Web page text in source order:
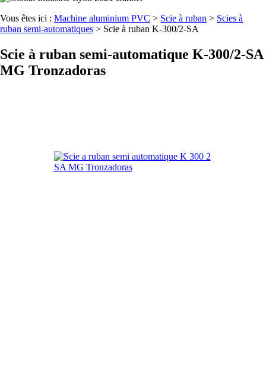
Vous êtes ici : Machine aluminium PVC > Scie à ruban > Scies à
ruban semi-automatiques > Scie à ruban K-300/2-SA
Scie à ruban semi-automatique K-300/2-SA
MG Tronzadoras